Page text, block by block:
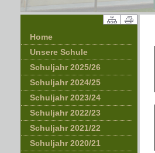
Home
Unsere Schule
Schuljahr 2025/26
Schuljahr 2024/25
Schuljahr 2023/24
Schuljahr 2022/23
Schuljahr 2021/22
Schuljahr 2020/21